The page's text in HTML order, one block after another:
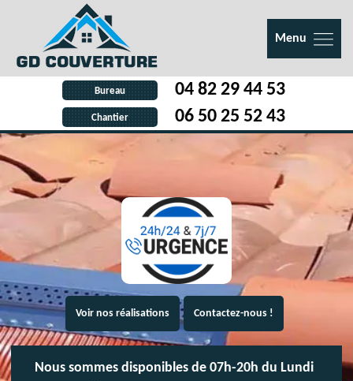
Menu
Bureau 04 82 29 44 53
Chantier 06 50 25 52 43
Voir nos réalisations Contactez-nous !
Nous sommes disponibles de 07h-20h du Lundi